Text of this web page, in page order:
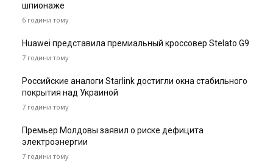
шпионаже
6 години тому
Huawei представила премиальный кроссовер Stelato G9
7 години тому
Российские аналоги Starlink достигли окна стабильного
покрытия над Украиной
7 години тому
Премьер Молдовы заявил о риске дефицита
электроэнергии
7 години тому